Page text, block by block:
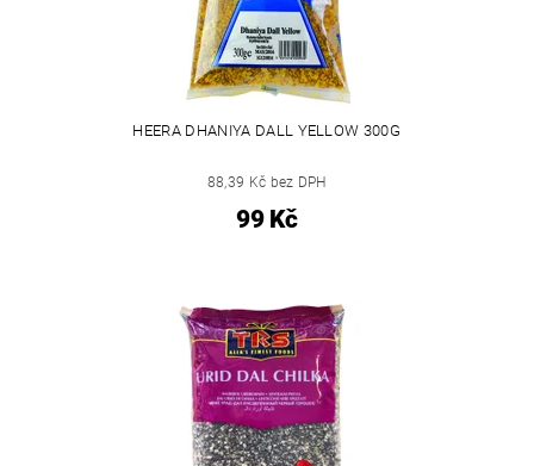
HEERA DHANIYA DALL YELLOW 300G
88,39 Kč bez DPH
99 Kč